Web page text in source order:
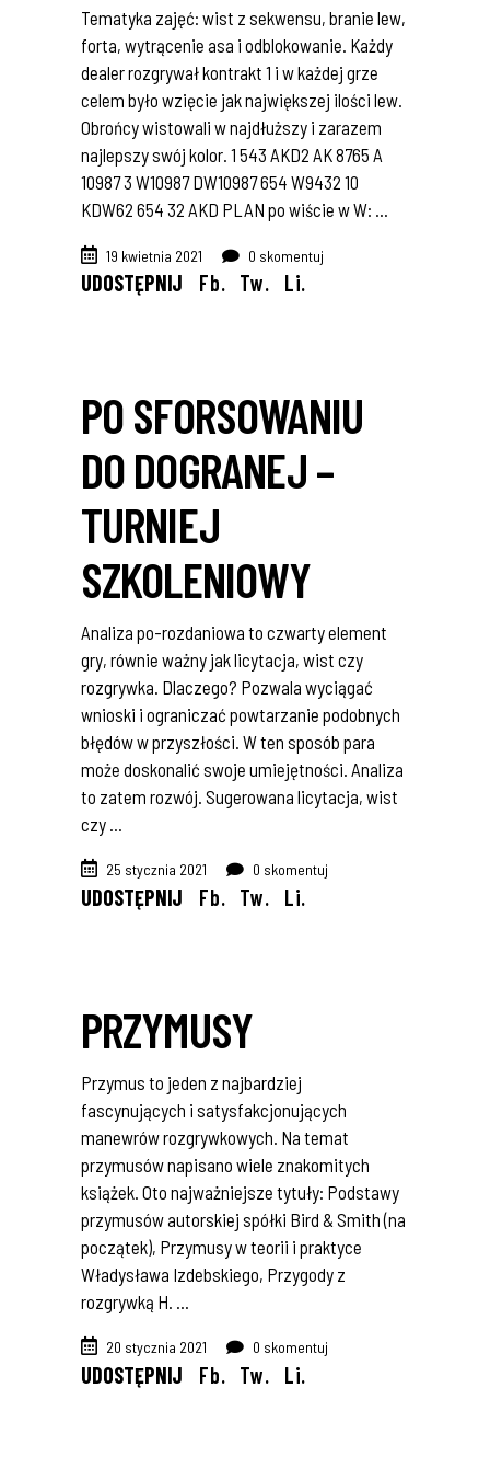
Tematyka zajęć: wist z sekwensu, branie lew,
forta, wytrącenie asa i odblokowanie. Każdy
dealer rozgrywał kontrakt 1 i w każdej grze
celem było wzięcie jak największej ilości lew.
Obrońcy wistowali w najdłuższy i zarazem
najlepszy swój kolor. 1 543 AKD2 AK 8765 A
10987 3 W10987 DW10987 654 W9432 10
KDW62 654 32 AKD PLAN po wiście w W:
19 kwietnia 2021 0 skomentuj
UDOSTĘPNIJ Fb. Tw. Li.
PO SFORSOWANIU
DO DOGRANEJ –
TURNIEJ
SZKOLENIOWY
Analiza po-rozdaniowa to czwarty element
gry, równie ważny jak licytacja, wist czy
rozgrywka. Dlaczego? Pozwala wyciągać
wnioski i ograniczać powtarzanie podobnych
błędów w przyszłości. W ten sposób para
może doskonalić swoje umiejętności. Analiza
to zatem rozwój. Sugerowana licytacja, wist
czy
25 stycznia 2021 0 skomentuj
UDOSTĘPNIJ Fb. Tw. Li.
PRZYMUSY
Przymus to jeden z najbardziej
fascynujących i satysfakcjonujących
manewrów rozgrywkowych. Na temat
przymusów napisano wiele znakomitych
książek. Oto najważniejsze tytuły: Podstawy
przymusów autorskiej spółki Bird & Smith (na
początek), Przymusy w teorii i praktyce
Władysława Izdebskiego, Przygody z
rozgrywką H.
20 stycznia 2021 0 skomentuj
UDOSTĘPNIJ Fb. Tw. Li.